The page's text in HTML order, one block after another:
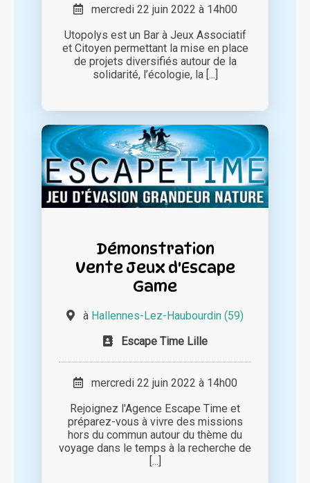
mercredi 22 juin 2022 à 14h00
Utopolys est un Bar à Jeux Associatif
et Citoyen permettant la mise en place
de projets diversifiés autour de la
solidarité, l’écologie, la [...]
Démonstration
Vente Jeux d'Escape
Game
à Hallennes-Lez-Haubourdin (59)
Escape Time Lille
mercredi 22 juin 2022 à 14h00
Rejoignez l'Agence Escape Time et
préparez-vous à vivre des missions
hors du commun autour du thème du
voyage dans le temps à la recherche de
[...]